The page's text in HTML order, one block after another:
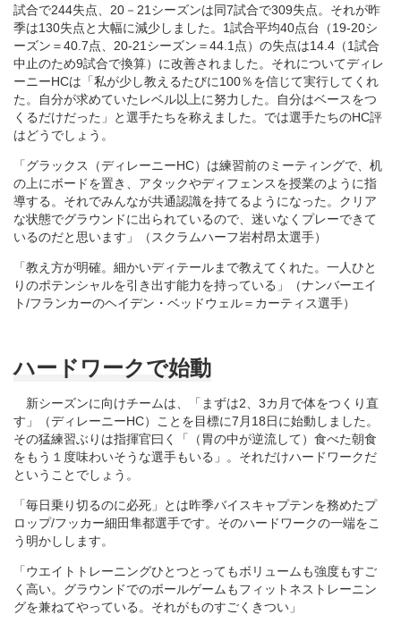
試合で244失点、20－21シーズンは同7試合で309失点。それが昨
季は130失点と大幅に減少しました。1試合平均40点台（19‐20シ
ーズン＝40.7点、20‐21シーズン＝44.1点）の失点は14.4（1試合
中止のため9試合で換算）に改善されました。それについてディレ
ーニーHCは「私が少し教えるたびに100％を信じて実行してくれ
た。自分が求めていたレベル以上に努力した。自分はベースをつ
くるだけだった」と選手たちを称えました。では選手たちのHC評
はどうでしょう。
「グラックス（ディレーニーHC）は練習前のミーティングで、机
の上にボードを置き、アタックやディフェンスを授業のように指
導する。それでみんなが共通認識を持てるようになった。クリア
な状態でグラウンドに出られているので、迷いなくプレーできて
いるのだと思います」（スクラムハーフ岩村昂太選手）
「教え方が明確。細かいディテールまで教えてくれた。一人ひと
りのポテンシャルを引き出す能力を持っている」（ナンバーエイ
ト/フランカーのヘイデン・ベッドウェル＝カーティス選手）
ハードワークで始動
新シーズンに向けチームは、「まずは2、3カ月で体をつくり直
す」（ディレーニーHC）ことを目標に7月18日に始動しました。
その猛練習ぶりは指揮官曰く「（胃の中が逆流して）食べた朝食
をもう１度味わいそうな選手もいる」。それだけハードワークだ
ということでしょう。
「毎日乗り切るのに必死」とは昨季バイスキャプテンを務めたプ
ロップ/フッカー細田隼都選手です。そのハードワークの一端をこ
う明かしします。
「ウエイトトレーニングひとつとってもボリュームも強度もすご
く高い。グラウンドでのボールゲームもフィットネストレーニン
グを兼ねてやっている。それがものすごくきつい」